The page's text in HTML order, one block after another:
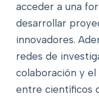
acceder a una
desarrollar
innovadores.
redes de
colaboración y
entre científicos